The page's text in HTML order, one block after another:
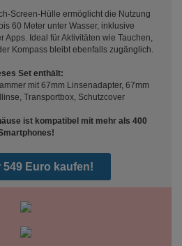
Screen-Hülle ermöglicht die Nutzung
60 Meter unter Wasser, inklusive
Apps. Ideal für Aktivitäten wie Tauchen,
Kompass bleibt ebenfalls zugänglich.
Set enthält:
mit 67mm Linsenadapter, 67mm
Transportbox, Schutzcover
ist kompatibel mit mehr als 400
549 Euro kaufen!